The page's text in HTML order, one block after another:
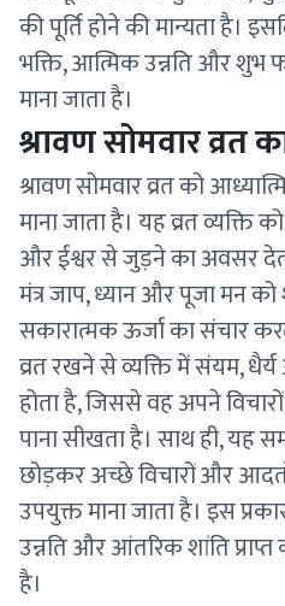
की पूर्ति होने की मान्यता है।
भक्ति, आत्मिक उन्नति और शुभ फल
माना जाता है।
श्रावण सोमवार व्रत
श्रावण सोमवार व्रत को
माना जाता है। यह व्रत व्यक्ति
और ईश्वर से जुड़ने का अवसर
मंत्र जाप, ध्यान और पूजा मन
सकारात्मक ऊर्जा का संचार
व्रत रखने से व्यक्ति में संयम,
होता है, जिससे वह अपने
पाना सीखता है। साथ ही, यह
छोड़कर अच्छे विचारों और
उपयुक्त माना जाता है। इस
उन्नति और आंतरिक शांति
है।